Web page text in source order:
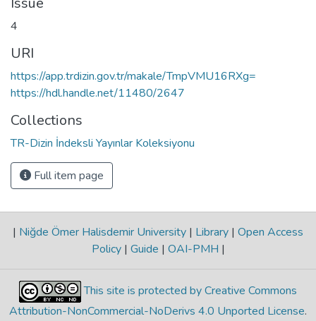
4
URI
https://app.trdizin.gov.tr/makale/TmpVMU16RXg=
https://hdl.handle.net/11480/2647
Collections
TR-Dizin İndeksli Yayınlar Koleksiyonu
Full item page
| Niğde Ömer Halisdemir University | Library | Open Access
Policy | Guide | OAI-PMH |
This site is protected by Creative Commons
Attribution-NonCommercial-NoDerivs 4.0 Unported License.